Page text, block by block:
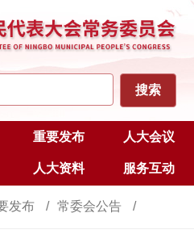
重要发布 人大会议
人大资料 服务互动
发布 常委会公告